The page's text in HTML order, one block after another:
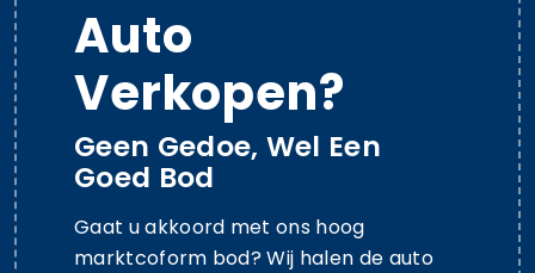
Auto
Verkopen?
Geen Gedoe, Wel Een
Goed Bod
Gaat u akkoord met ons hoog
marktcoform bod? Wij halen de auto